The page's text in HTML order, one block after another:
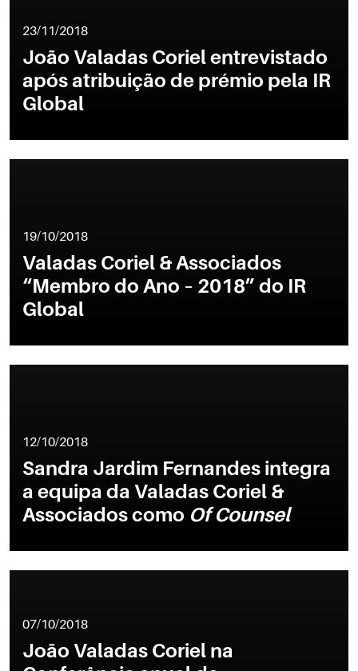
23/11/2018
João Valadas Coriel entrevistado
após atribuição de prémio pela IR
Global
19/10/2018
Valadas Coriel & Associados
“Membro do Ano – 2018” do IR
Global
12/10/2018
Sandra Jardim Fernandes integra
a equipa da Valadas Coriel &
Associados como Of Counsel
07/10/2018
João Valadas Coriel na